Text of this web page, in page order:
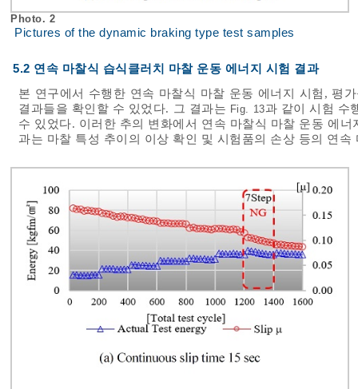
Photo. 2
Pictures of the dynamic braking type test samples
5.2 연속 마찰식 습식클러치 마찰 운동 에너지 시험 결과
본 연구에서 수행한 연속 마찰식 마찰 운동 에너지 시험, 평
결과들을 확인할 수 있었다. 그 결과는 Fig. 13과 같이 시험 수
수 있었다. 이러한 추의 변화에서 연속 마찰식 마찰 운동 에
과는 마찰 특성 추이의 이상 확인 및 시험품의 손상 등의 연